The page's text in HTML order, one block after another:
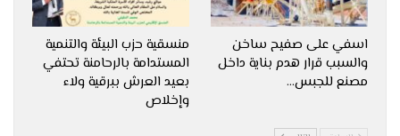
اسفي على صفيح ساخن
والسبب قرار هدم بناية داخل
مصنع للجبس…
منسقية حزب البيئة والتنمية
المستدامة بالرحامنة تحتفي
بعيد العرش ببرقية ولاء
وإخلاص